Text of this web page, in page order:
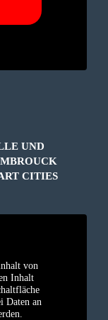
UND
CITIES
von
Inhalt
Daten an